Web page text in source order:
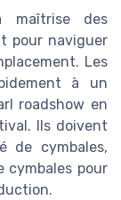
maîtrise des
pour naviguer
Les
à un
roadshow en
Ils doivent
de cymbales,
cymbales pour